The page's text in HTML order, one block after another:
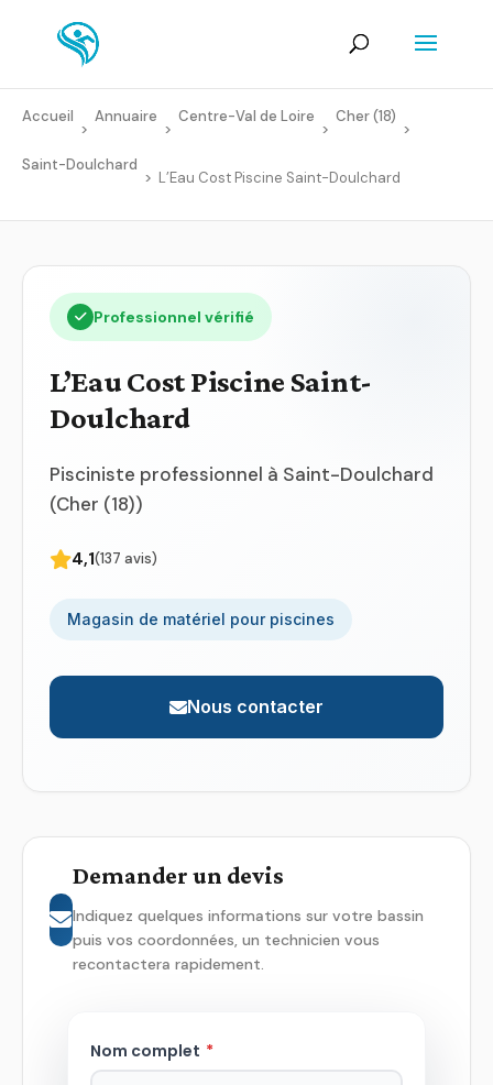
Accueil
>
Annuaire
>
Centre-Val de Loire
>
Cher (18)
>
Saint-Doulchard
> L’Eau Cost Piscine Saint-Doulchard
Professionnel vérifié
L’Eau Cost Piscine Saint-
Doulchard
Pisciniste professionnel à Saint-Doulchard
(Cher (18))
4,1(137 avis)
Magasin de matériel pour piscines
Nous contacter
Demander un devis
Indiquez quelques informations sur votre bassin
puis vos coordonnées, un technicien vous
recontactera rapidement.
Nom complet *